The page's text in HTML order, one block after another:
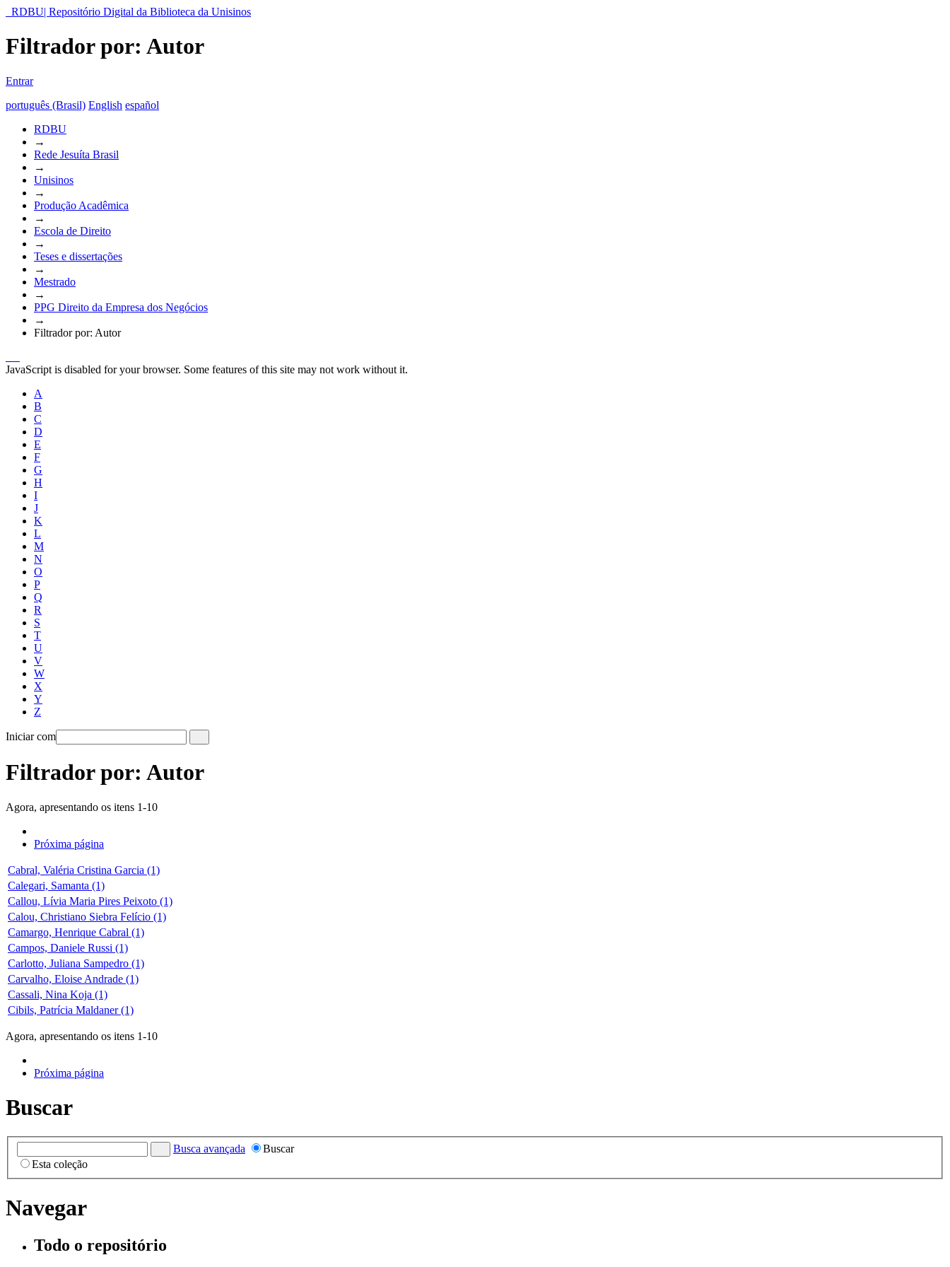
RDBU| Repositório Digital da Biblioteca da Unisinos
Filtrador por: Autor
Entrar
português (Brasil) English español
RDBU
→
Rede Jesuíta Brasil
→
Unisinos
→
Produção Acadêmica
→
Escola de Direito
→
Teses e dissertações
→
Mestrado
→
PPG Direito da Empresa dos Negócios
→
Filtrador por: Autor
JavaScript is disabled for your browser. Some features of this site may not work without it.
A
B
C
D
E
F
G
H
I
J
K
L
M
N
O
P
Q
R
S
T
U
V
W
X
Y
Z
Iniciar com
Filtrador por: Autor
Agora, apresentando os itens 1-10
Próxima página
Cabral, Valéria Cristina Garcia (1)
Calegari, Samanta (1)
Callou, Lívia Maria Pires Peixoto (1)
Calou, Christiano Siebra Felício (1)
Camargo, Henrique Cabral (1)
Campos, Daniele Russi (1)
Carlotto, Juliana Sampedro (1)
Carvalho, Eloise Andrade (1)
Cassali, Nina Koja (1)
Cibils, Patrícia Maldaner (1)
Agora, apresentando os itens 1-10
Próxima página
Buscar
Busca avançada
Buscar
Esta coleção
Navegar
Todo o repositório